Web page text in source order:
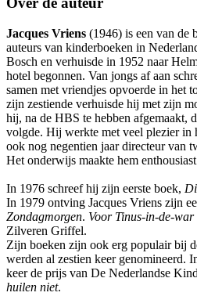
Jacques Vriens (1946) is een van de
auteurs van kinderboeken in
Bosch en verhuisde in 1952 naar
hotel begonnen. Van jongs af aan
samen met vriendjes opvoerde in het
zijn zestiende verhuisde hij met zijn
hij, na de HBS te hebben afgemaakt,
volgde. Hij werkte met veel plezier in
ook nog negentien jaar directeur van
Het onderwijs maakte hem
In 1976 schreef hij zijn eerste boek,
In 1979 ontving Jacques Vriens zijn
Zondagmorgen. Voor Tinus-in-de-war
Zilveren Griffel.
Zijn boeken zijn ook erg populair bij
werden al zestien keer genomineerd.
keer de prijs van De Nederlandse
huilen niet.